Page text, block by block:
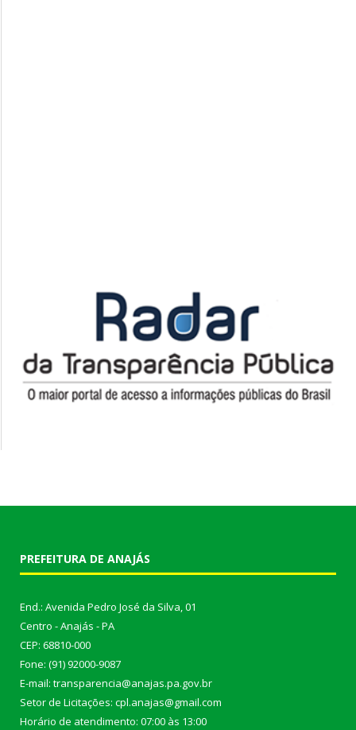
PREFEITURA DE ANAJÁS
End.: Avenida Pedro José da Silva, 01
Centro - Anajás - PA
CEP: 68810-000
Fone: (91) 92000-9087
E-mail: transparencia@anajas.pa.gov.br
Setor de Licitações: cpl.anajas@gmail.com
Horário de atendimento: 07:00 às 13:00